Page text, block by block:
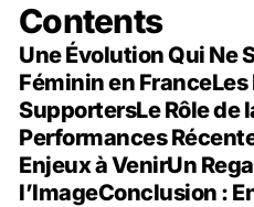
Contents
Une Évolution Qui Ne
Féminin en FranceLes
SupportersLe Rôle de
Performances
Enjeux à VenirUn
l’ImageConclusion :